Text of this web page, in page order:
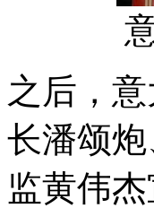
之后，
长潘颂
监黄伟